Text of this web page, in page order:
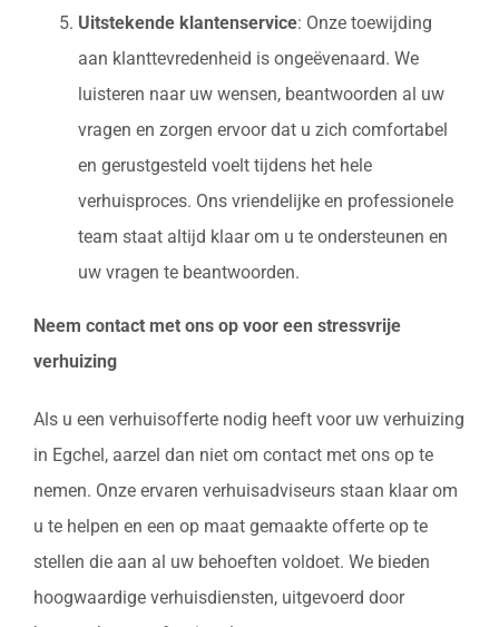
Uitstekende klantenservice: Onze toewijding
aan klanttevredenheid is ongeëvenaard. We
luisteren naar uw wensen, beantwoorden al uw
vragen en zorgen ervoor dat u zich comfortabel
en gerustgesteld voelt tijdens het hele
verhuisproces. Ons vriendelijke en professionele
team staat altijd klaar om u te ondersteunen en
uw vragen te beantwoorden.
Neem contact met ons op voor een stressvrije
verhuizing
Als u een verhuisofferte nodig heeft voor uw verhuizing
in Egchel, aarzel dan niet om contact met ons op te
nemen. Onze ervaren verhuisadviseurs staan klaar om
u te helpen en een op maat gemaakte offerte op te
stellen die aan al uw behoeften voldoet. We bieden
hoogwaardige verhuisdiensten, uitgevoerd door